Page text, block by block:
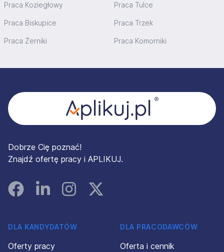
Praca Koziegłowy Praca Tulce
Praca Biskupice Praca Trzek
Praca Żerniki Praca Komorniki
Dobrze Cię poznać!
Znajdź ofertę pracy i APLIKUJ.
FacebookLinked InInstagramInstagram
DLA KANDYDATÓW
Oferty pracy
DLA PRACODAWCÓW
Oferta i cennik